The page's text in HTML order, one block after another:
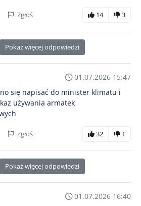
Zgłoś 14 3
Pokaż więcej odpowiedzi
01.07.2026 15:47
się napisać do minister klimatu i
używania armatek
Zgłoś 32 1
Pokaż więcej odpowiedzi
01.07.2026 16:40